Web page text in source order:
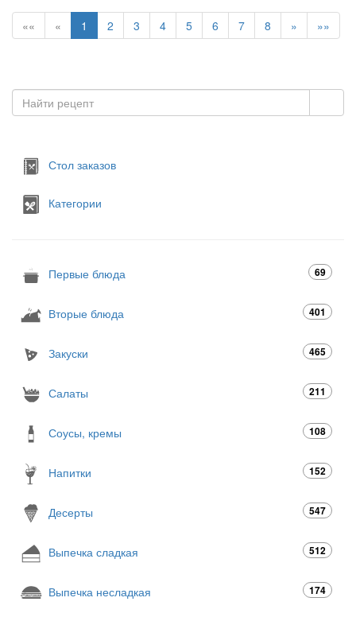
«« « 1 2 3 4 5 6 7 8 » »»
Стол заказов
Категории
Первые блюда 69
Вторые блюда 401
Закуски 465
Салаты 211
Соусы, кремы 108
Напитки 152
Десерты 547
Выпечка сладкая 512
Выпечка несладкая 174